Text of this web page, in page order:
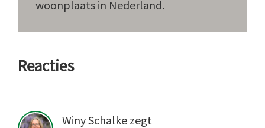
woonplaats in Nederland.
Lees
Reacties
Winy Schalke zegt